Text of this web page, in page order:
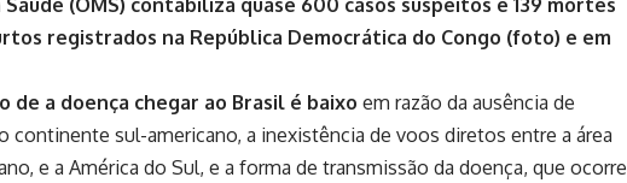
(OMS) contabiliza quase 600 casos suspeitos e 139 mortes
registrados na República Democrática do Congo (foto) e em
de a doença chegar ao Brasil é baixo em razão da ausência de
continente sul-americano, a inexistência de voos diretos entre a área
e a América do Sul, e a forma de transmissão da doença, que ocorre